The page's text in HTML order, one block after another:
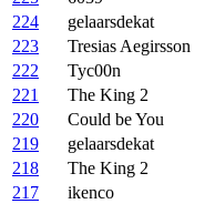
224
gelaarsdekat
223
Tresias Aegirsson
222
Tyc00n
221
The King 2
220
Could be You
219
gelaarsdekat
218
The King 2
217
ikenco